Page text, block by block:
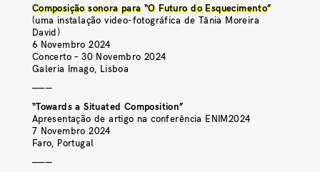
Composição sonora para “O Futuro do Esquecimento”
(uma instalação video-fotográfica de Tânia Moreira
David)
6 Novembro 2024
Concerto – 30 Novembro 2024
Galeria Imago, Lisboa
———
“Towards a Situated Composition”
Apresentação de artigo na conferência ENIM2024
7 Novembro 2024
Faro, Portugal
———